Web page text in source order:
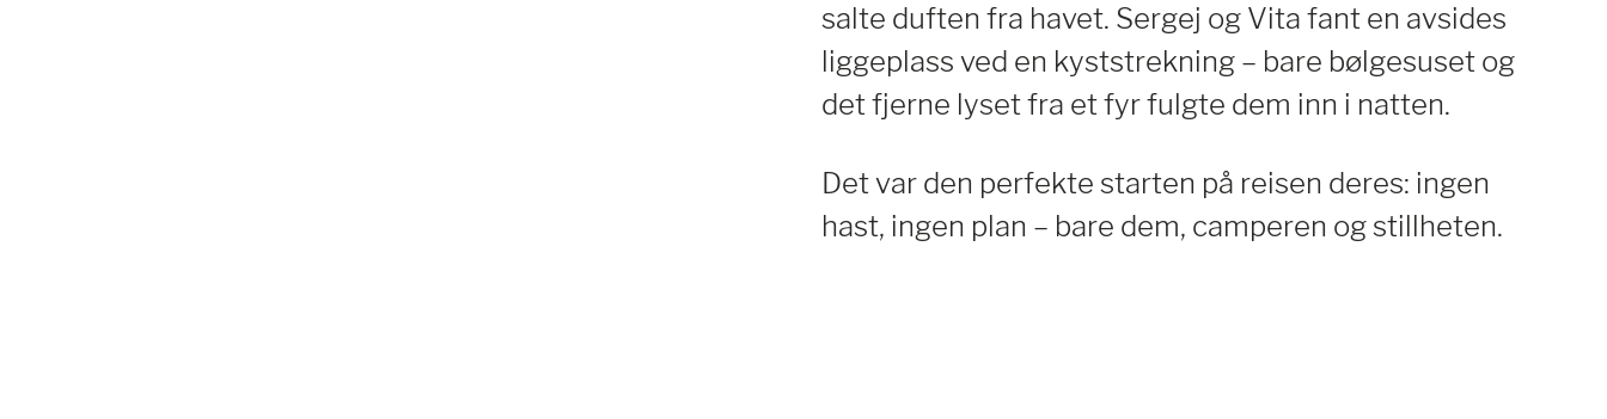
salte duften fra havet. Sergej og Vita fant en avsides
liggeplass ved en kyststrekning – bare bølgesuset og
det fjerne lyset fra et fyr fulgte dem inn i natten.
Det var den perfekte starten på reisen deres: ingen
hast, ingen plan – bare dem, camperen og stillheten.